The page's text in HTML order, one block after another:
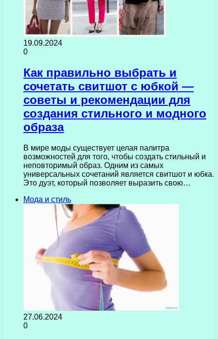
19.09.2024
0
Как правильно выбрать и
сочетать свитшот с юбкой —
советы и рекомендации для
создания стильного и модного
образа
В мире моды существует целая палитра
возможностей для того, чтобы создать стильный и
неповторимый образ. Одним из самых
универсальных сочетаний является свитшот и юбка.
Это дуэт, который позволяет выразить свою…
Мода и стиль
27.06.2024
0